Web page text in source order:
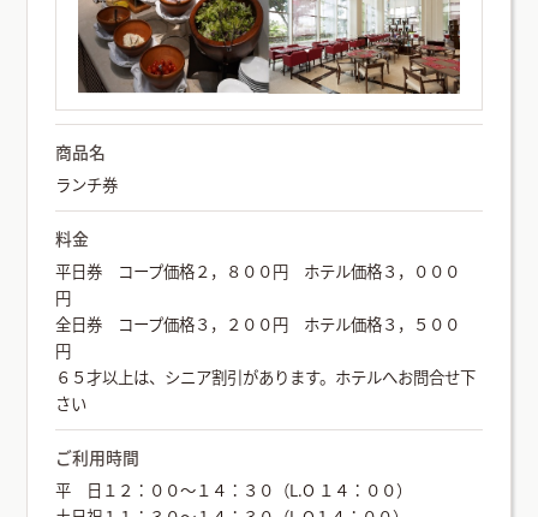
商品名
ランチ券
料金
平日券 コープ価格２，８００円 ホテル価格３，０００
円
全日券 コープ価格３，２００円 ホテル価格３，５００
円
６５才以上は、シニア割引があります。ホテルへお問合せ下
さい
ご利用時間
平 日１２：００～１４：３０（L.O １４：００）